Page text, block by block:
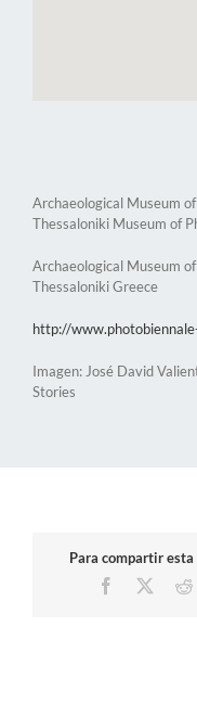
Archaeological Museum
Thessaloniki Museum of
Archaeological Museum
Thessaloniki Greece
http://
Imagen: José David
Stories
Para compartir
Facebook